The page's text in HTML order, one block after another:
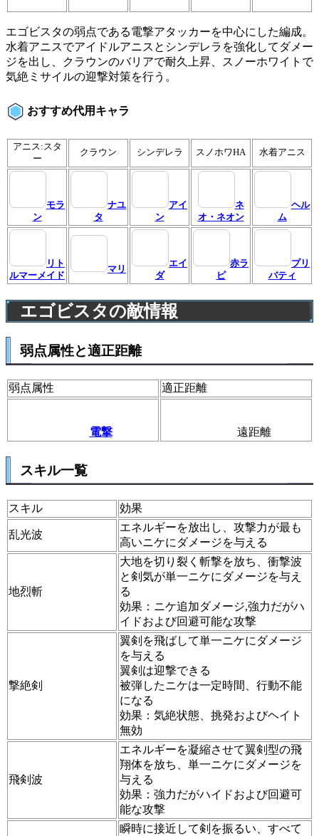
エゴビスタの弱点である電撃アタッカーを中心にした編成。
水着アニスでアイドルアニスとシンデレラを強化してダメー
ジを出し、クラウンのバリアで耐久上昇、スノーホワイトで
気絶ミサイルの迎撃対策を行う。
おすすめ代用キャラ
アニス:スタ
ー
クラウン シンデレラ スノホワHA 水着アニス
モラ
ン
ナユ
タ
アイ
ン
ネ
オ・ネオン
ヘル
ム
リト
ルマーメイド
マリ
エイ
ダ
赤ラ
ピ
プリ
バティ
エゴビスタの敵情報
弱点属性と適正距離
弱点属性 適正距離
電撃 遠距離
スキル一覧
スキル 効果
乱光波
エネルギーを放出し、攻撃力が最も
高いニケにダメージを与える
地烈斬
大地を切り裂く斬撃を放ち、衝撃波
と剣気が単一ニケにダメージを与え
る
効果：ニケ追加ダメージ,強力だがハ
イドおよび回避可能な攻撃
撃絶剣
翼剣を飛ばして単一ニケにダメージ
を与える
翼剣は迎撃できる
被弾したニケは一定時間、行動不能
になる
効果：気絶状態、挑発およびヘイト
無効
飛剣波
エネルギーを凝縮させて翼剣型の飛
翔体を放ち、単一ニケにダメージを
与える
効果：強力だがハイドおよび回避可
能な攻撃
瞬時に接近して剣を振るい、すべて